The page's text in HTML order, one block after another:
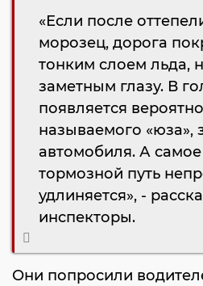
«Если после
морозец, дорога
тонким слоем льда,
заметным глазу. В
появляется
называемого «юза»,
автомобиля. А самое
тормозной путь
удлиняется», -
инспекторы.
Они попросили